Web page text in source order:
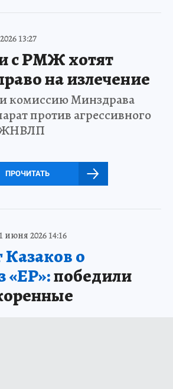
13:27
с РМЖ хотят
на излечение
комиссию Минздрава
против агрессивного
ЖНВЛП
ПРОЧИТАТЬ
1 июня 2026 14:16
о
«ЕР»:победили